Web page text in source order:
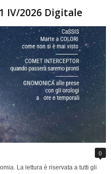
IV/2026 Digitale
0
La lettura è riservata a tutti gli